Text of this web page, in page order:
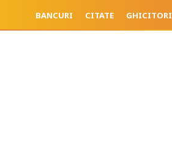
BANCURI CITATE GHICITORI